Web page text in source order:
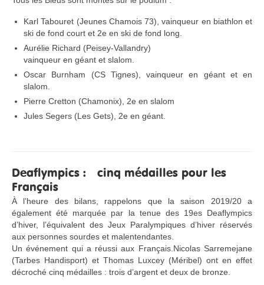
Karl Tabouret (Jeunes Chamois 73), vainqueur en biathlon et
ski de fond court et 2e en ski de fond long.
Aurélie Richard (Peisey-Vallandry)
vainqueur en géant et slalom.
Oscar Burnham (CS Tignes), vainqueur en géant et en
slalom.
Pierre Cretton (Chamonix), 2e en slalom
Jules Segers (Les Gets), 2e en géant.
Deaflympics : cinq médailles pour les
Français
À l’heure des bilans, rappelons que la saison 2019/20 a
également été marquée par la tenue des 19es Deaflympics
d’hiver, l’équivalent des Jeux Paralympiques d’hiver réservés
aux personnes sourdes et malentendantes.
Un événement qui a réussi aux Français.Nicolas Sarremejane
(Tarbes Handisport) et Thomas Luxcey (Méribel) ont en effet
décroché cinq médailles : trois d’argent et deux de bronze.